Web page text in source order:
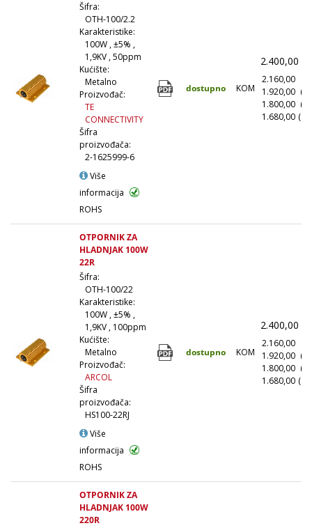
Šifra:
OTH-100/2.2
Karakteristike:
100W , ±5% ,
1,9KV , 50ppm
Kućište:
Metalno
Proizvođač:
TE
CONNECTIVITY
Šifra
proizvođača:
2-1625999-6
Više
informacija
ROHS
dostupno KOM
2.400,00
2.160,00
1.920,00
1.800,00
1.680,00
OTPORNIK ZA
HLADNJAK 100W
22R
Šifra:
OTH-100/22
Karakteristike:
100W , ±5% ,
1,9KV , 100ppm
Kućište:
Metalno
Proizvođač:
ARCOL
Šifra
proizvođača:
HS100-22RJ
Više
informacija
ROHS
dostupno KOM
2.400,00
2.160,00
1.920,00
1.800,00
1.680,00
OTPORNIK ZA
HLADNJAK 100W
220R